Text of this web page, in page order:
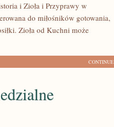
i Zioła i Przyprawy w
do miłośników gotowania,
Zioła od Kuchni może
CONTINUE